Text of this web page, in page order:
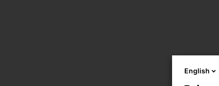
English